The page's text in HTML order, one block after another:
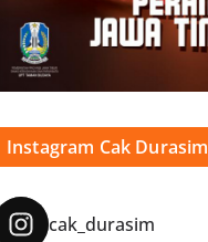
Instagram Cak Durasim
cak_durasim